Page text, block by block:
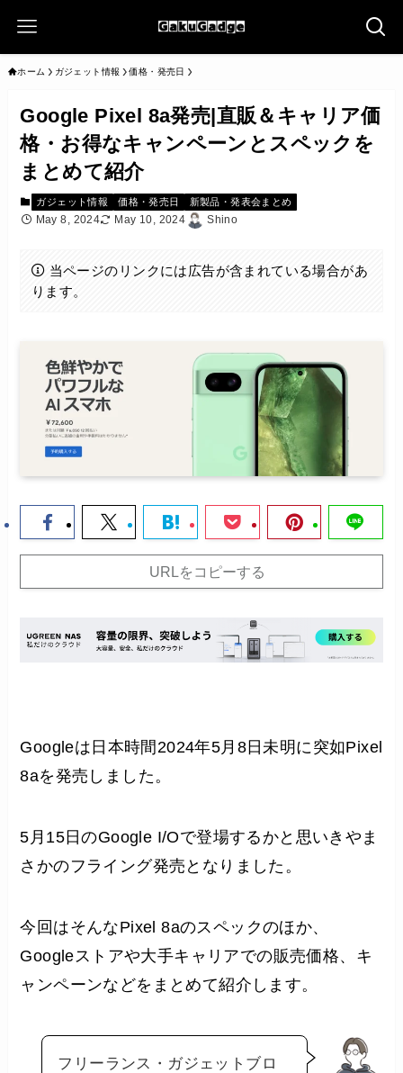
ホーム ガジェット情報 価格・発売日
Google Pixel 8a発売|直販＆キャリア価
格・お得なキャンペーンとスペックを
まとめて紹介
ガジェット情報 価格・発売日 新製品・発表会まとめ
May 8, 2024 May 10, 2024 Shino
当ページのリンクには広告が含まれている場合があ
ります。
URLをコピーする
Googleは日本時間2024年5月8日未明に突如Pixel
8aを発売しました。
5月15日のGoogle I/Oで登場するかと思いきやま
さかのフライング発売となりました。
今回はそんなPixel 8aのスペックのほか、
Googleストアや大手キャリアでの販売価格、キ
ャンペーンなどをまとめて紹介します。
フリーランス・ガジェットブロ